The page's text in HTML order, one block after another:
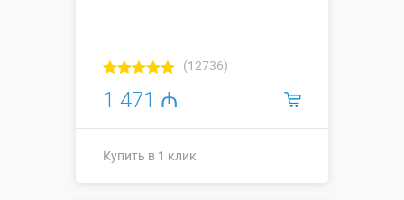
(12736)
1 471 ₼
Купить в 1 клик